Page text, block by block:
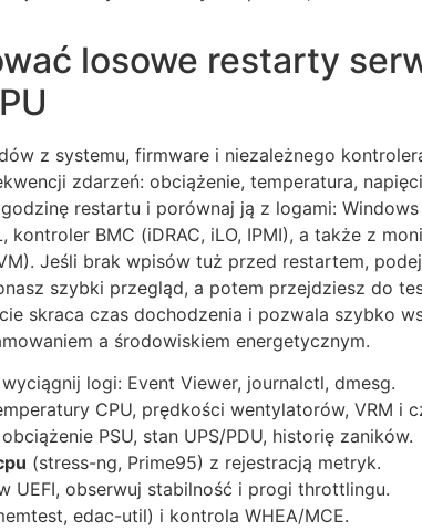
losowe restarty
z systemu, firmware i niezależnego
zdarzeń: obciążenie, temperatura,
restartu i porównaj ją z logami: Windows
kontroler BMC (iDRAC, iLO, IPMI), a także z
Jeśli brak wpisów tuż przed restartem,
szybki przegląd, a potem przejdziesz do
skraca czas dochodzenia i pozwala szybko
a środowiskiem energetycznym.
logi: Event Viewer, journalctl, dmesg.
CPU, prędkości wentylatorów, VRM i
PSU, stan UPS/PDU, historię zaników.
(stress-ng, Prime95) z rejestracją metryk.
UEFI, obserwuj stabilność i progi throttlingu.
edac-util) i kontrola WHEA/MCE.